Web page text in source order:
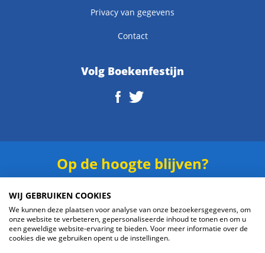
Privacy van gegevens
Contact
Volg Boekenfestijn
Op de hoogte blijven?
WIJ GEBRUIKEN COOKIES
We kunnen deze plaatsen voor analyse van onze bezoekersgegevens, om
onze website te verbeteren, gepersonaliseerde inhoud te tonen en om u
een geweldige website-ervaring te bieden. Voor meer informatie over de
cookies die we gebruiken opent u de instellingen.